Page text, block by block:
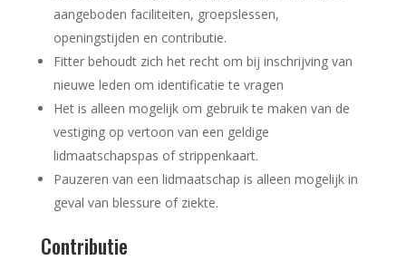
aangeboden faciliteiten, groepslessen,
openingstijden en contributie.
Fitter behoudt zich het recht om bij inschrijving van
nieuwe leden om identificatie te vragen
Het is alleen mogelijk om gebruik te maken van de
vestiging op vertoon van een geldige
lidmaatschapspas of strippenkaart.
Pauzeren van een lidmaatschap is alleen mogelijk in
geval van blessure of ziekte.
Contributie